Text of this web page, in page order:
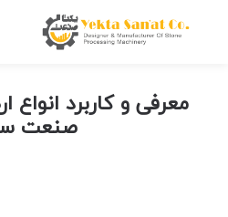
معرفی و کاربرد
صنعت